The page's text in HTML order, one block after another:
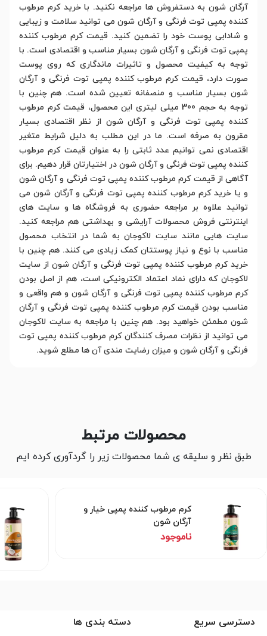
آرگان شون به دستفروش ها مراجعه نکنید. با خرید کرم مرطوب
کننده پمپی توت فرنگی و آرگان شون می توانید سلامت و زیبایی
و شادابی پوست خود را تضمین کنید. قیمت کرم مرطوب کننده
پمپی توت فرنگی و آرگان شون بسیار مناسب و اقتصادی است. با
توجه به کیفیت محصول و تاثیرات ماندگاری که روی پوست
صورت دارد، قیمت کرم مرطوب کننده پمپی توت فرنگی و آرگان
شون بسیار مناسب و منصفانه تعیین شده است. هم چنین با
توجه به حجم 300 میلی لیتری این محصول، قیمت کرم مرطوب
کننده پمپی توت فرنگی و آرگان شون از نظر اقتصادی بسیار
مقرون به صرفه است. ما در این مطلب به دلیل شرایط متغیر
اقتصادی نمی توانیم عدد ثابتی را به عنوان قیمت کرم مرطوب
کننده پمپی توت فرنگی و آرگان شون در اختیارتان قرار دهیم. برای
آگاهی از قیمت کرم مرطوب کننده پمپی توت فرنگی و آرگان شون
و یا خرید کرم مرطوب کننده پمپی توت فرنگی و آرگان شون می
توانید علاوه بر مراجعه حضوری به فروشگاه ها و سایت های
اینترنتی فروش محصولات آرایشی و بهداشتی هم مراجعه کنید.
سایت هایی مانند سایت لاکوجان به شما در انتخاب محصول
مناسب با نوع و نیاز پوستتان کمک زیادی می کنند. هم چنین با
خرید کرم مرطوب کننده پمپی توت فرنگی و آرگان شون از سایت
لاکوجان که دارای نماد اعتماد الکترونیکی است، هم از اصل بودن
کرم مرطوب کننده پمپی توت فرنگی و آرگان شون و هم واقعی و
مناسب بودن قیمت کرم مرطوب کننده پمپی توت فرنگی و آرگان
شون مطمئن خواهید بود. هم چنین با مراجعه به سایت لاکوجان
می توانید از نظرات مصرف کنندگان کرم مرطوب کننده پمپی توت
فرنگی و آرگان شون و میزان رضایت مندی آن ها مطلع شوید.
محصولات مرتبط
طبق نظر و سلیقه ی شما محصولات زیر را گردآوری کرده ایم
کرم مرطوب کننده پمپی خیار و
آرگان شون
ناموجود
دسترسی سریع دسته بندی ها